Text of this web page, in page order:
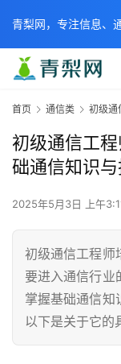
首页 通信类 初级通
初级通信工
础通信知识
2025年5月3日 上午
初级通信工程师
要进入通信行业
掌握基础通信知
以下是关于它的
青梨网，专注信息、